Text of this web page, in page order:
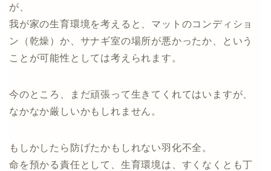
が、
我が家の生育環境を考えると、マットのコンディショ
ン（乾燥）か、サナギ室の場所が悪かったか、という
ことが可能性としては考えられます。
今のところ、まだ頑張って生きてくれてはいますが、
なかなか厳しいかもしれません。
もしかしたら防げたかもしれない羽化不全。
命を預かる責任として、生育環境は、すくなくとも丁